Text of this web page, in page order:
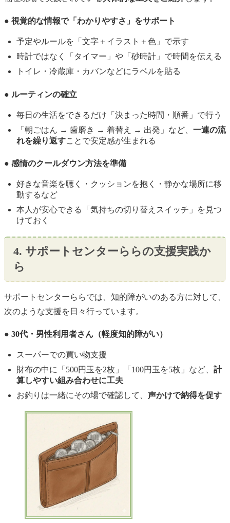
● 視覚的な情報で「わかりやすさ」をサポート
予定やルールを「文字＋イラスト＋色」で示す
時計ではなく「タイマー」や「砂時計」で時間を伝える
トイレ・冷蔵庫・カバンなどにラベルを貼る
● ルーティンの確立
毎日の生活をできるだけ「決まった時間・順番」で行う
「朝ごはん → 歯磨き → 着替え → 出発」など、 一連の流
れを繰り返すことで安定感が生まれる
● 感情のクールダウン方法を準備
好きな音楽を聴く・クッションを抱く・静かな場所に移
動するなど
本人が安心できる「気持ちの切り替えスイッチ」を見つ
けておく
4. サポートセンターららの支援実践か
ら
サポートセンターららでは、知的障がいのある方に対して、
次のような支援を日々行っています。
● 30代・男性利用者さん（軽度知的障がい）
スーパーでの買い物支援
財布の中に「500円玉を2枚」「100円玉を5枚」など、 計
算しやすい組み合わせに工夫
お釣りは一緒にその場で確認して、 声かけで納得を促す